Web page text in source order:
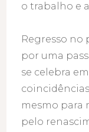
o trabalho e
Regresso no
por uma
se celebra
mesmo para
pelo